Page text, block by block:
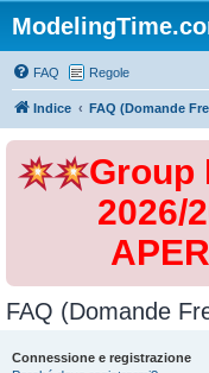
FAQ Regole
Indice FAQ (Domande
Group
2026/
FAQ (Domande
Connessione e registrazione